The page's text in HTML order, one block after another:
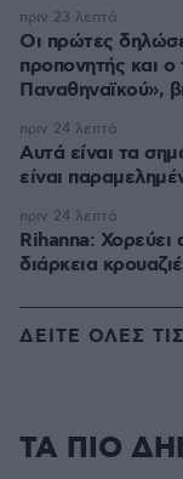
Οι πρώτες
προπονητής και ο
Παναθηναϊκού»,
πριν 23 λεπτά
Αυτά είναι τα
είναι
πριν 24 λεπτά
Rihanna: Χορεύει
διάρκεια
πριν 24 λεπτά
ΔΕΙΤΕ ΟΛΕΣ
ΤΑ ΠΙΟ